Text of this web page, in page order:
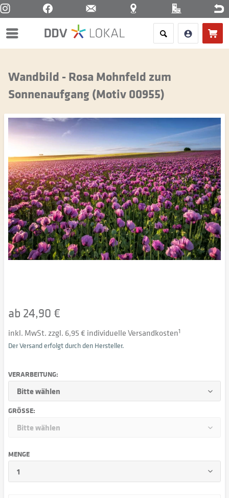
Menü
Wandbild - Rosa Mohnfeld zum
Sonnenaufgang (Motiv 00955)
ab 24,90 €
inkl. MwSt. zzgl. 6,95 € individuelle Versandkosten1
Der Versand erfolgt durch den Hersteller.
VERARBEITUNG:
GRÖSSE:
MENGE